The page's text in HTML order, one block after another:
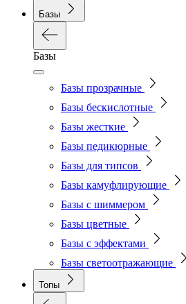
Базы
Базы
Базы прозрачные
Базы бескислотные
Базы жесткие
Базы педикюрные
Базы для типсов
Базы камуфлирующие
Базы с шиммером
Базы цветные
Базы с эффектами
Базы светоотражающие
Топы